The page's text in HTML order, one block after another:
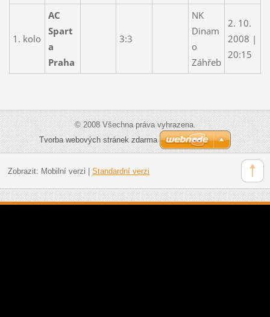
1. kolo
AC
Spart
a
Praha
3:3
NK
Dinam
o
Záhřeb
2. 10.
2008 |
20:15
© 2008 Všechna práva vyhrazena.
Tvorba webových stránek zdarma
Zobrazit: Mobilní verzi Standardní verzi